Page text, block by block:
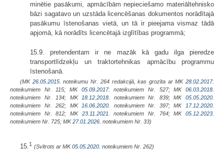
minētie pasākumi, apmācībām nepieciešamo materiāltehnisko
bāzi sagatavo un uzstāda licencēšanas dokumentos norādītajā
pasākumu īstenošanas vietā, un tā ir pieejama vismaz tādā
apjomā, kā norādīts licencētajā izglītības programmā;
15.9. pretendentam ir ne mazāk kā gadu ilga pieredze
transportlīdzekļu un traktortehnikas apmācību programmu
īstenošanā.
(MK 26.05.2015. noteikumu Nr. 264 redakcijā, kas grozīta ar MK28.02.2017.
noteikumiem Nr. 115; MK 05.09.2017. noteikumiem Nr. 527; MK06.03.2018.
noteikumiem Nr. 134; MK 18.12.2018. noteikumiem Nr. 839; MK05.05.2020.
noteikumiem Nr. 262; MK 16.06.2020. noteikumiem Nr. 397; MK 17.12.2020.
noteikumiem Nr. 812; MK 23.11.2021. noteikumiem Nr. 764; MK05.12.2023.
noteikumiem Nr. 725; MK27.01.2026. noteikumiem Nr. 33)
15.1 (Svītrots ar MK05.05.2020. noteikumiem Nr. 262)